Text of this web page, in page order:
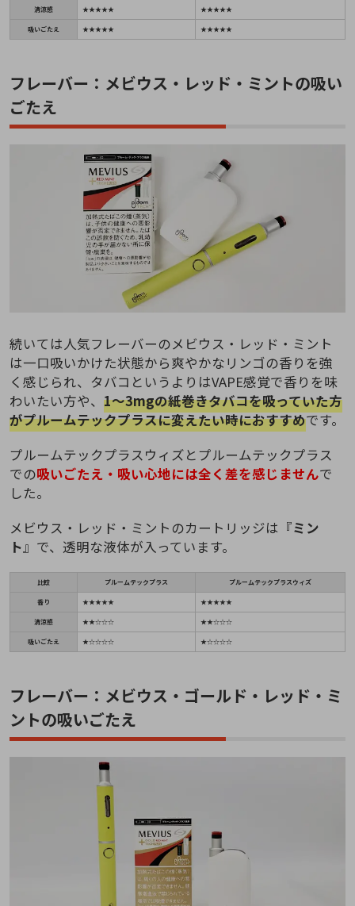
清涼感 ★★★★★ ★★★★★
吸いごたえ ★★★★★ ★★★★★
フレーバー：メビウス・レッド・ミントの吸い
ごたえ
続いては人気フレーバーのメビウス・レッド・ミント
は一口吸いかけた状態から爽やかなリンゴの香りを強
く感じられ、タバコというよりはVAPE感覚で香りを味
わいたい方や、 1～3mgの紙巻きタバコを吸っていた方
がプルームテックプラスに変えたい時におすすめです。
プルームテックプラスウィズとプルームテックプラス
での吸いごたえ・吸い心地には全く差を感じませんで
した。
メビウス・レッド・ミントのカートリッジは『ミン
ト』で、透明な液体が入っています。
比較 プルームテックプラス プルームテックプラスウィズ
香り ★★★★★ ★★★★★
清涼感 ★★☆☆☆ ★★☆☆☆
吸いごたえ ★☆☆☆☆ ★☆☆☆☆
フレーバー：メビウス・ゴールド・レッド・ミ
ントの吸いごたえ